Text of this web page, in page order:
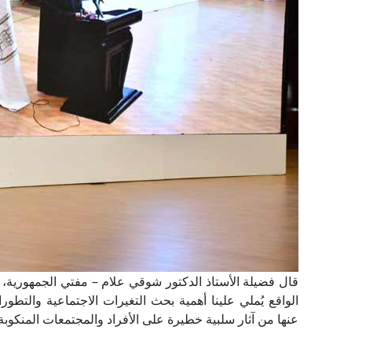
قال فضيلة الأستاذ الدكتور شوقي علام – مفتي الجمهورية،
الواقع يُملي علينا أهمية بحث التغيرات الاجتماعية
عنها من آثار سلبية خطيرة على الأفراد والمجتمعات